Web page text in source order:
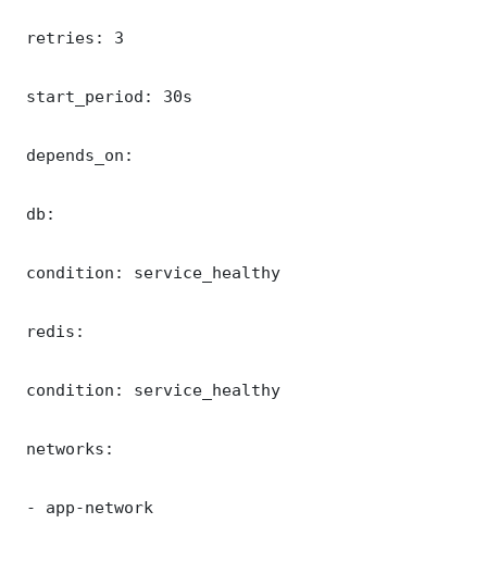
retries: 3
start_period: 30s
depends_on:
db:
condition: service_healthy
redis:
condition: service_healthy
networks:
- app-network